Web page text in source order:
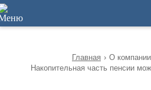
10
Главная › О компании
Накопительная часть пенсии